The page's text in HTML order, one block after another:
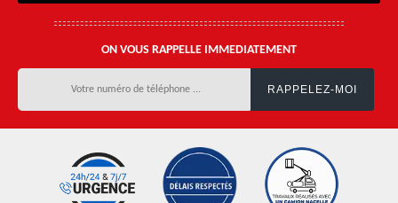
ON VOUS RAPPELLE IMMEDIATEMENT